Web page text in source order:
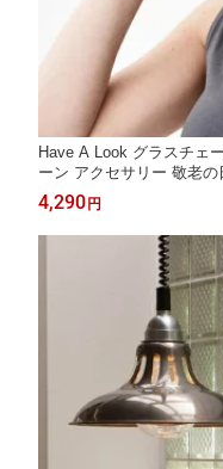
Have A Look グラスチェ
ーン アクセサリー 敬老
4,290 円